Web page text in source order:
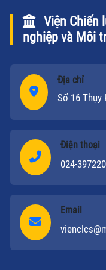
Viện Chiến
nghiệp và Môi
Địa chỉ
Số 16 Thụy
Điện thoại
024-
Email